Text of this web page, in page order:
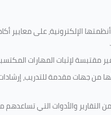
الإلكترونية، على
مقتبسة لإثبات المهارات
جهات مقدمة للتدريب،
والأدوات التي تساعدهم